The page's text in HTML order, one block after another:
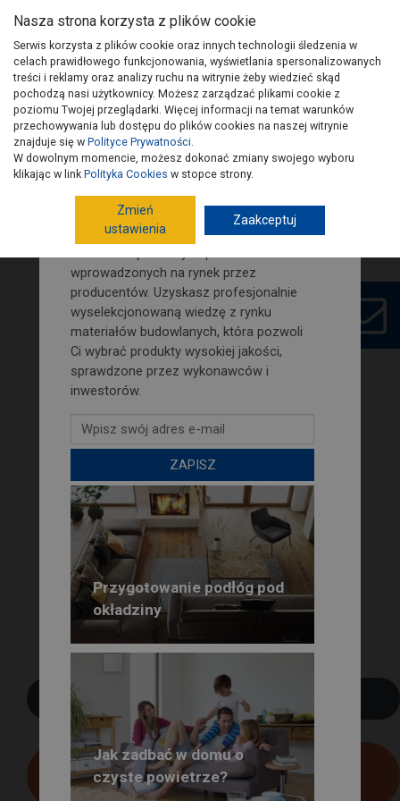
Wydania PSB Artykuły Kontakt
Aktualne wydanie: nr 1(115)/2020
POBIERZ PDF
BEZPŁATNA
PRENUMERATA GŁOSU PSB
Przygotowanie podłóg pod
okładziny
Jak zadbać w domu o
czyste powietrze?
Zamów nasz newsletter i śledź
na bieżąco nowości i porady
budowlano-remontowe!
Na naszej stronie znajdziesz porady
dotyczące poszczególnych etapów
budowy domu. Jak również wypowiedzi i
opinie fachowców budowlanych.
wprowadzonych na rynek przez
producentów. Uzyskasz profesjonalnie
wyselekcjonowaną wiedzę z rynku
materiałów budowlanych, która pozwoli
Ci wybrać produkty wysokiej jakości,
sprawdzone przez wykonawców i
inwestorów.
ZAPISZ
Nasza strona korzysta z plików cookie
Serwis korzysta z plików cookie oraz innych technologii śledzenia w
celach prawidłowego funkcjonowania, wyświetlania spersonalizowanych
treści i reklamy oraz analizy ruchu na witrynie żeby wiedzieć skąd
pochodzą nasi użytkownicy. Możesz zarządzać plikami cookie z
poziomu Twojej przeglądarki. Więcej informacji na temat warunków
przechowywania lub dostępu do plików cookies na naszej witrynie
znajduje się w Polityce Prywatności.
W dowolnym momencie, możesz dokonać zmiany swojego wyboru
klikając w link Polityka Cookies w stopce strony.
Zmień
ustawienia
Zaakceptuj